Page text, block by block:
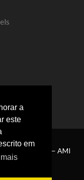
a
este
em
reservados — AMI